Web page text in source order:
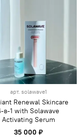
арт. solawave1
Renewal Skincare
в-1 with Solawave
Activating Serum
35 000 ₽